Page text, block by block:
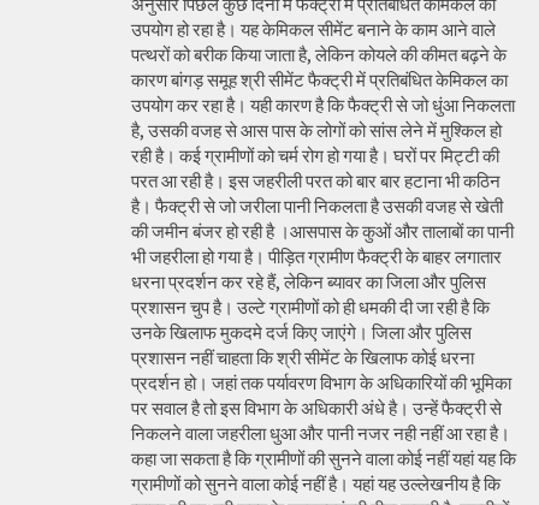
उपयोग हो रहा है। यह केमिकल सीमेंट बनाने के काम आने वाले
पत्थरों को बरीक किया जाता है, लेकिन कोयले की कीमत बढ़ने के
कारण बांगड़ समूह श्री सीमेंट फैक्ट्री में प्रतिबंधित केमिकल का
उपयोग कर रहा है। यही कारण है कि फैक्ट्री से जो धुंआ निकलता
है, उसकी वजह से आस पास के लोगों को सांस लेने में मुश्किल हो
रही है। कई ग्रामीणों को चर्म रोग हो गया है। घरों पर मिट्टी की
परत आ रही है। इस जहरीली परत को बार बार हटाना भी कठिन
है। फैक्ट्री से जो जरीला पानी निकलता है उसकी वजह से खेती
की जमीन बंजर हो रही है ।आसपास के कुओं और तालाबों का पानी
भी जहरीला हो गया है। पीड़ित ग्रामीण फैक्ट्री के बाहर लगातार
धरना प्रदर्शन कर रहे हैं, लेकिन ब्यावर का जिला और पुलिस
प्रशासन चुप है। उल्टे ग्रामीणों को ही धमकी दी जा रही है कि
उनके खिलाफ मुकदमे दर्ज किए जाएंगे। जिला और पुलिस
प्रशासन नहीं चाहता कि श्री सीमेंट के खिलाफ कोई धरना
प्रदर्शन हो। जहां तक पर्यावरण विभाग के अधिकारियों की भूमिका
पर सवाल है तो इस विभाग के अधिकारी अंधे है। उन्हें फैक्ट्री से
निकलने वाला जहरीला धुआ और पानी नजर नही नहीं आ रहा है।
कहा जा सकता है कि ग्रामीणों की सुनने वाला कोई नहीं यहां यह कि
ग्रामीणों को सुनने वाला कोई नहीं है। यहां यह उल्लेखनीय है कि